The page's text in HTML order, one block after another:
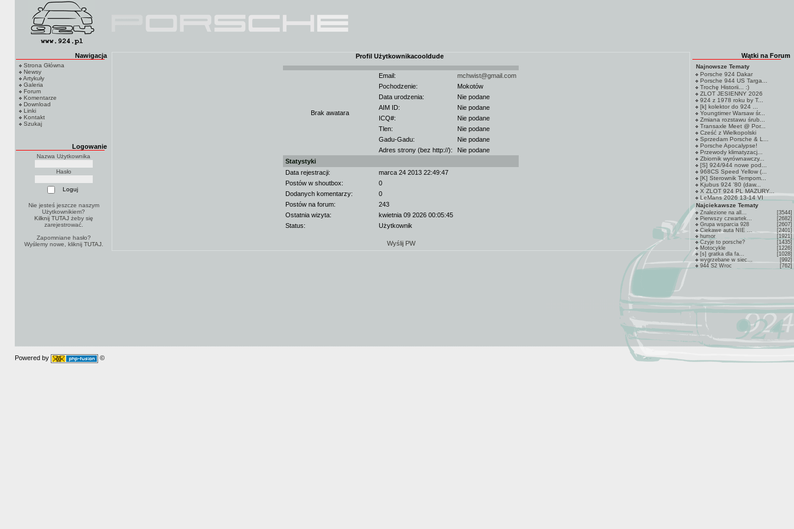
Nawigacja
Strona Główna
Newsy
Artykuły
Galeria
Forum
Komentarze
Download
Linki
Kontakt
Szukaj
Logowanie
Nazwa Użytkownika
Hasło
Nie jesteś jeszcze naszym
Użytkownikiem?
Kilknij TUTAJżeby się
zarejestrować.
Zapomniane hasło?
Wyślemy nowe, kliknij TUTAJ.
Profil Użytkownikacooldude
Brak awatara
Email:
mchwist@gmail.com
Pochodzenie:
Mokotów
Data urodzenia:
Nie podane
AIM ID:
Nie podane
ICQ#:
Nie podane
Tlen:
Nie podane
Gadu-Gadu:
Nie podane
Adres strony (bez http://):
Nie podane
Statystyki
Data rejestracji:
marca 24 2013 22:49:47
Postów w shoutbox:
0
Dodanych komentarzy:
0
Postów na forum:
243
Ostatnia wizyta:
kwietnia 09 2026 00:05:45
Status:
Użytkownik
Wyślij PW
Wątki na Forum
Najnowsze Tematy
Porsche 924 Dakar
Porsche 944 US Targa...
Trochę Historii... :)
ZLOT JESIENNY 2026
924 z 1978 roku by T...
[k] kolektor do 924 ...
Youngtimer Warsaw śr...
Zmiana rozstawu śrub...
Transaxle Meet @ Por...
Cześć z Wielkopolski
Sprzedam Porsche & L...
Porsche Apocalypse!
Przewody klimatyzacj...
Zbiornik wyrównawczy...
[S] 924/944 nowe pod...
968CS Speed Yellow (...
[K] Sterownik Tempom...
Kjubus 924 '80 (daw...
X ZLOT 924 PL MAZURY...
LeMans 2026 13-14 VI
Najciekawsze Tematy
Znalezione na all...
[3544]
Pierwszy czwartek...
[2682]
Grupa wsparcia 928
[2607]
Ciekawe auta NIE ...
[2401]
humor
[1921]
Czyje to porsche?
[1435]
Motocykle
[1226]
[s] gratka dla fa...
[1028]
wygrzebane w siec...
[992]
944 S2 Wroc
[762]
Powered by ©